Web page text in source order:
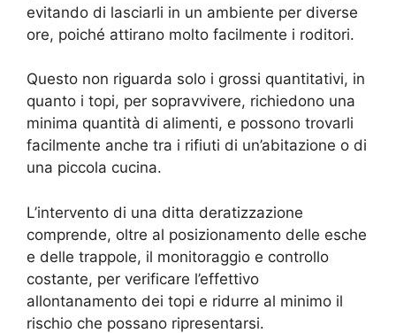
evitando di lasciarli in un ambiente per diverse
ore, poiché attirano molto facilmente i roditori.
Questo non riguarda solo i grossi quantitativi, in
quanto i topi, per sopravvivere, richiedono una
minima quantità di alimenti, e possono trovarli
facilmente anche tra i rifiuti di un’abitazione o di
una piccola cucina.
L’intervento di una ditta deratizzazione
comprende, oltre al posizionamento delle esche
e delle trappole, il monitoraggio e controllo
costante, per verificare l’effettivo
allontanamento dei topi e ridurre al minimo il
rischio che possano ripresentarsi.